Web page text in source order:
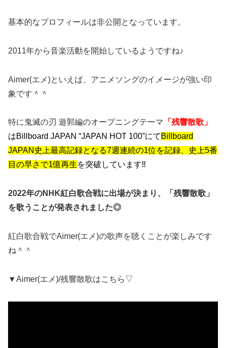
基本的なプロフィールは非公開となっています。
2011年から音楽活動を開始しているようですね♪
Aimer(エメ)といえば、アニメソングのイメージが強い印
象です＾＾
特に鬼滅の刃 遊郭編のオープニングテーマ 「残響散歌」
はBillboard JAPAN “JAPAN HOT 100”にて Billboard
JAPAN史上最高記録となる7週連続の1位を記録、史上5番
目の早さで1億再生を突破しています‼︎
2022年のNHK紅白歌合戦に出場が決まり、「残響散歌」
を歌うことが発表されました◎
紅白歌合戦でAimer(エメ)の歌声を聴くことが楽しみです
ね＾＾
▼Aimer(エメ)/残響散歌はこちら▽